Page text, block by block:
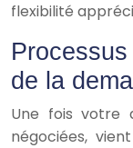
flexibilité
de la
Une fois votre
négociées,